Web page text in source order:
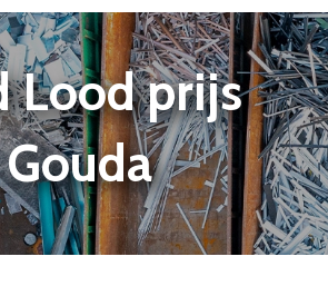
Lood prijs
Gouda